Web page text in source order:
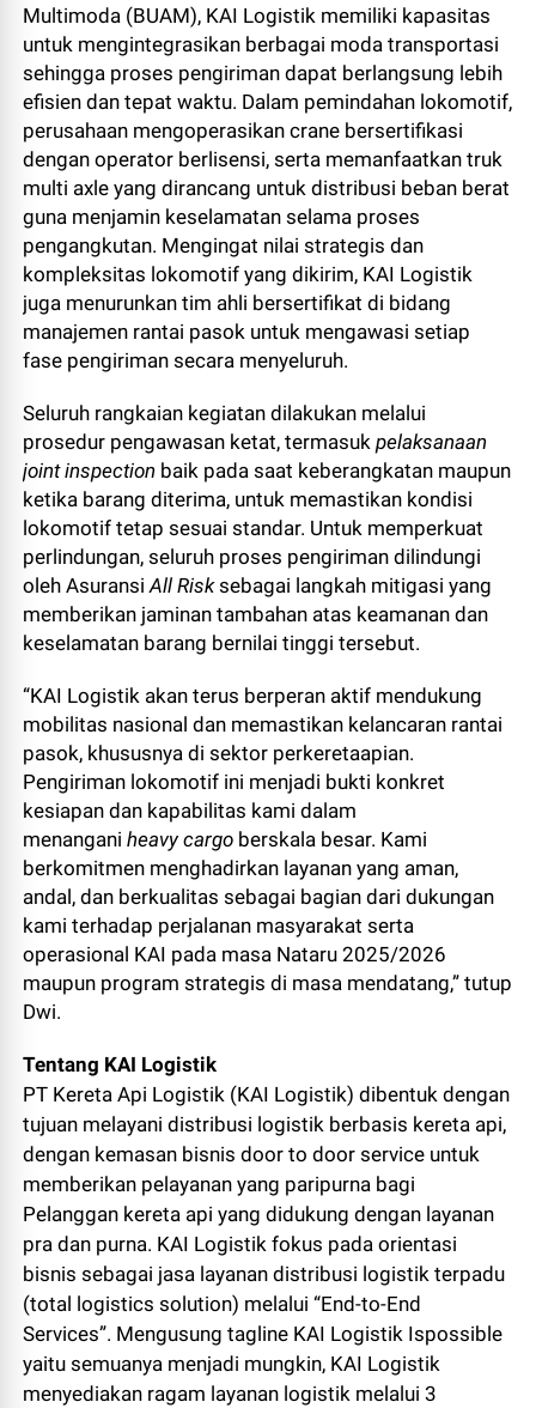
Multimoda (BUAM), KAI Logistik memiliki kapasitas
untuk mengintegrasikan berbagai moda transportasi
sehingga proses pengiriman dapat berlangsung lebih
efisien dan tepat waktu. Dalam pemindahan lokomotif,
perusahaan mengoperasikan crane bersertifikasi
dengan operator berlisensi, serta memanfaatkan truk
multi axle yang dirancang untuk distribusi beban berat
guna menjamin keselamatan selama proses
pengangkutan. Mengingat nilai strategis dan
kompleksitas lokomotif yang dikirim, KAI Logistik
juga menurunkan tim ahli bersertifikat di bidang
manajemen rantai pasok untuk mengawasi setiap
fase pengiriman secara menyeluruh.
Seluruh rangkaian kegiatan dilakukan melalui
prosedur pengawasan ketat, termasukpelaksanaan
joint inspection baik pada saat keberangkatan maupun
ketika barang diterima, untuk memastikan kondisi
lokomotif tetap sesuai standar. Untuk memperkuat
perlindungan, seluruh proses pengiriman dilindungi
oleh Asuransi All Risksebagai langkah mitigasi yang
memberikan jaminan tambahan atas keamanan dan
keselamatan barang bernilai tinggi tersebut.
“KAI Logistik akan terus berperan aktif mendukung
mobilitas nasional dan memastikan kelancaran rantai
pasok, khususnya di sektor perkeretaapian.
Pengiriman lokomotif ini menjadi bukti konkret
kesiapan dan kapabilitas kami dalam
menanganiheavy cargo berskala besar. Kami
berkomitmen menghadirkan layanan yang aman,
andal, dan berkualitas sebagai bagian dari dukungan
kami terhadap perjalanan masyarakat serta
operasional KAI pada masa Nataru 2025/2026
maupun program strategis di masa mendatang,” tutup
Dwi.
Tentang KAI Logistik
PT Kereta Api Logistik (KAI Logistik) dibentuk dengan
tujuan melayani distribusi logistik berbasis kereta api,
dengan kemasan bisnis door to door service untuk
memberikan pelayanan yang paripurna bagi
Pelanggan kereta api yang didukung dengan layanan
pra dan purna. KAI Logistik fokus pada orientasi
bisnis sebagai jasa layanan distribusi logistik terpadu
(total logistics solution) melalui “End-to-End
Services”. Mengusung tagline KAI Logistik Ispossible
yaitu semuanya menjadi mungkin, KAI Logistik
menyediakan ragam layanan logistik melalui 3